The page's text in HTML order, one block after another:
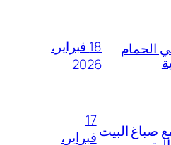
الحمام
18 فبراير،
2026
صباغ البيت
17
فبراير،